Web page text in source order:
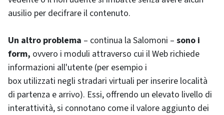
ausilio per decifrare il contenuto.
Un altro problema – continua la Salomoni – sono i
form, ovvero i moduli attraverso cui il Web richiede
informazioni all'utente (per esempio i
box utilizzati negli stradari virtuali per inserire località
di partenza e arrivo). Essi, offrendo un elevato livello di
interattività, si connotano come il valore aggiunto dei